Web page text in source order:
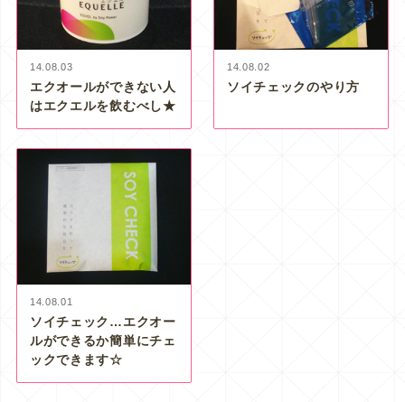
14.08.03
エクオールができない人
はエクエルを飲むべし★
14.08.02
ソイチェックのやり方
14.08.01
ソイチェック…エクオー
ルができるか簡単にチェ
ックできます☆